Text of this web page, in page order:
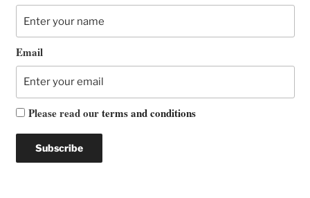
Email
Please read ourterms and conditions